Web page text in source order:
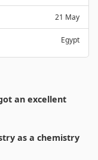
21 May
Egypt
an excellent
as a chemistry